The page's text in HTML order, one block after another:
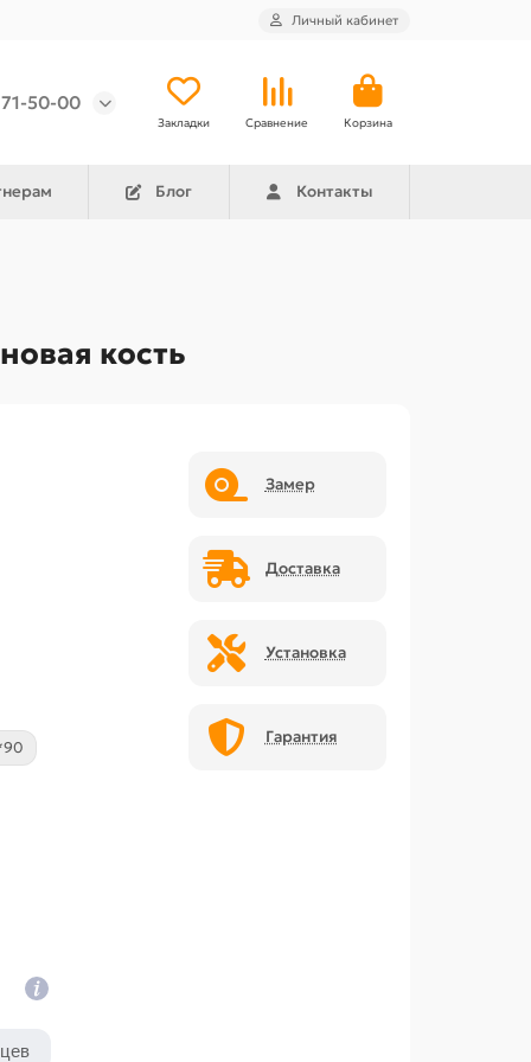
Личный кабинет
50-00
Закладки Сравнение Корзина
Блог Контакты
кость
Замер
Доставка
Установка
Гарантия